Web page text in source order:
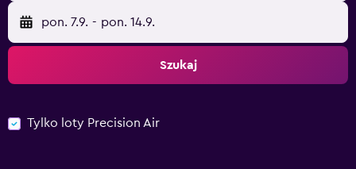
pon. 7.9. - pon. 14.9.
Szukaj
Tylko loty Precision Air